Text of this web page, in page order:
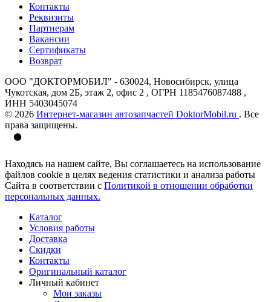
Контакты
Реквизиты
Партнерам
Вакансии
Сертификаты
Возврат
ООО "ДОКТОРМОБИЛ" - 630024, Новосибирск, улица
Чукотская, дом 2Б, этаж 2, офис 2 , ОГРН 1185476087488 ,
ИНН 5403045074
© 2026 Интернет-магазин автозапчастей DoktorMobil.ru . Все
права защищены.
Находясь на нашем сайте, Вы соглашаетесь на использование
файлов cookie в целях ведения статистики и анализа работы
Сайта в соответствии с Политикой в отношении обработки
персональных данных.
Каталог
Условия работы
Доставка
Скидки
Контакты
Оригинальный каталог
Личный кабинет
Мои заказы